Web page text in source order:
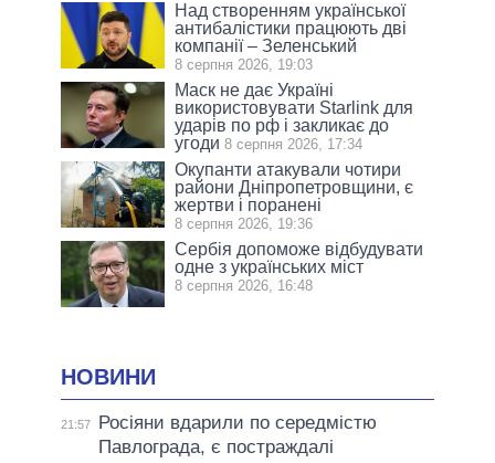
Над створенням української
антибалістики працюють дві
компанії – Зеленський
8 серпня 2026, 19:03
Маск не дає Україні
використовувати Starlink для
ударів по рф і закликає до
угоди 8 серпня 2026, 17:34
Окупанти атакували чотири
райони Дніпропетровщини, є
жертви і поранені
8 серпня 2026, 19:36
Сербія допоможе відбудувати
одне з українських міст
8 серпня 2026, 16:48
НОВИНИ
21:57
Росіяни вдарили по середмістю
Павлограда, є постраждалі